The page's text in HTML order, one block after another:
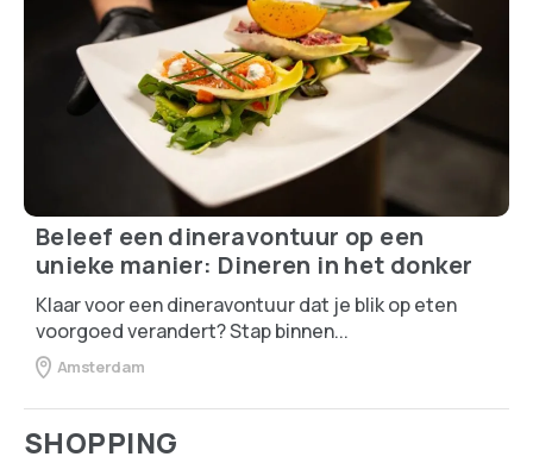
Beleef een dineravontuur op een
unieke manier: Dineren in het donker
Klaar voor een dineravontuur dat je blik op eten
voorgoed verandert? Stap binnen...
Amsterdam
SHOPPING